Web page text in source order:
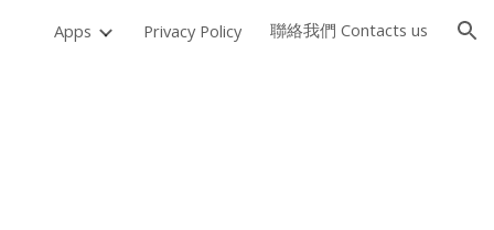
Apps Privacy Policy 聯絡我們 Contacts us